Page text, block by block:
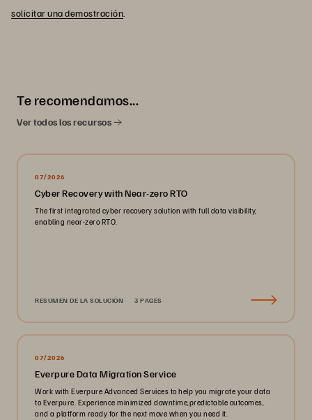
solicitar una demostración
Te recomendamos...
Ver todos los recursos
07/2026
Cyber Recovery with Near-zero RTO
The first integrated cyber recovery solution with full data visibility,
enabling near-zero RTO.
RESUMEN DE LA SOLUCIÓN 3 PAGES
07/2026
Everpure Data Migration Service
Work with Everpure Advanced Services to help you migrate your data
to Everpure. Experience minimized downtime,predictable outcomes,
and a platform ready for the next move when you need it.